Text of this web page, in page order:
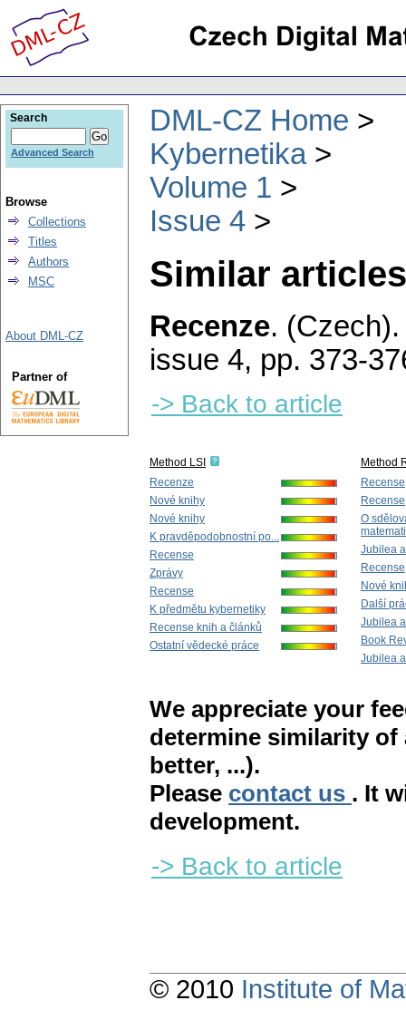
DML-CZ Home
Kybernetika
Volume 1
Issue 4
Similar
Recenze. (Czech).
issue 4, pp. 373-
-> Back to article
Method LSI
Recenze
Nové knihy
Nové knihy
K pravděpodobnostní po...
Recense
Zprávy
Recense
K předmětu kybernetiky
Recense knih a článků
Ostatní vědecké práce
Method
Recense
Recense
O
Jubilea
Recense
Nové
Další
Jubilea
Book
Jubilea
We appreciate your
determine similarity
better, ...).
Please contact us . It
development.
-> Back to article
Search
Advanced Search
Browse
Collections
Titles
Authors
MSC
About DML-CZ
Partner of
© 2010 Institute of